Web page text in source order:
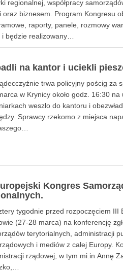
regionalnej, współpracy
oraz biznesem. Program Kongresu
raporty, panele, rozmowy
i będzie realizowany…
na kantor i uciekli
trwa policyjny pościg za
w Krynicy około godz. 16:30
weszło do kantoru i
Sprawcy rzekomo z miejsca
Kongres
tygodnie przed rozpoczęciem
(27-28 marca) na konferencję
terytorialnych, administracji
i mediów z całej Europy.
rządowej, w tym mi.in Annę